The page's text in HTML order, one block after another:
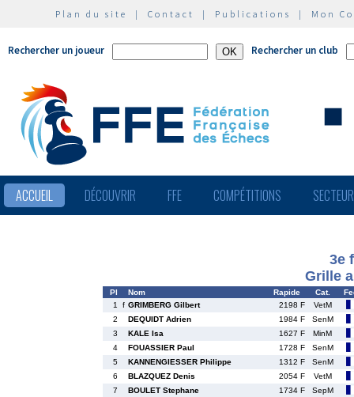
Plan du site | Contact | Publications | Mon
Rechercher un joueur Rechercher un club
ACCUEIL DÉCOUVRIR FFE COMPÉTITIONS
3e
Grille
Pl Nom Rapide Cat.
1
f GRIMBERG Gilbert 2198 F
VetM
2
DEQUIDT Adrien 1984 F
SenM
3
KALE Isa 1627 F
MinM
4
FOUASSIER Paul 1728 F
SenM
5
KANNENGIESSER Philippe 1312 F
SenM
6
BLAZQUEZ Denis 2054 F
VetM
7
BOULET Stephane 1734 F
SepM